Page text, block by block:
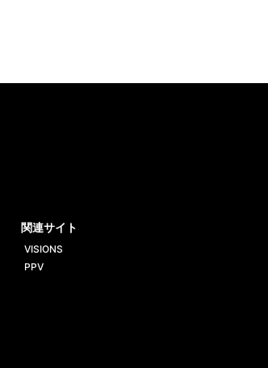
関連サイト
VISIONS
PPV